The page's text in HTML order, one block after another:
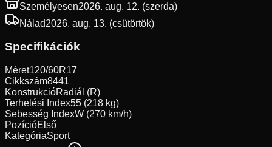
Személyesen2026. aug. 12. (szerda)
Nálad2026. aug. 13. (csütörtök)
Specifikációk
Méret120/60R17
Cikkszám8441
KonstrukcióRadiál (R)
Terhelési Index55 (218 kg)
Sebesség IndexW (270 km/h)
PozícióElső
KategóriaSport